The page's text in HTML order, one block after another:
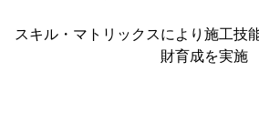
スキル・マトリックスにより施工技
財育成を実施